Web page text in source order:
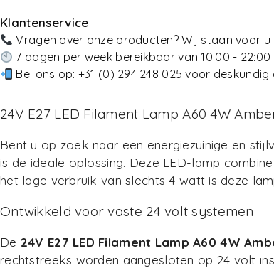
Klantenservice
Vragen over onze producten? Wij staan voor u
7 dagen per week bereikbaar van 10:00 - 22:00
Bel ons op: +31 (0) 294 248 025 voor deskundig
24V E27 LED Filament Lamp A60 4W
Bent u op zoek naar een energiezuinige en
is de ideale oplossing. Deze LED-lamp
het lage verbruik van slechts 4 watt is deze
Ontwikkeld voor vaste 24 volt systemen
De 24V E27 LED Filament Lamp A60 4W
rechtstreeks worden aangesloten op 24 volt